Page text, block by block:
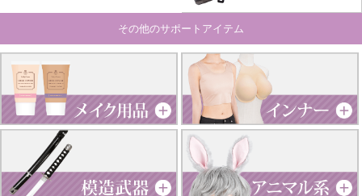
その他のサポートアイテム